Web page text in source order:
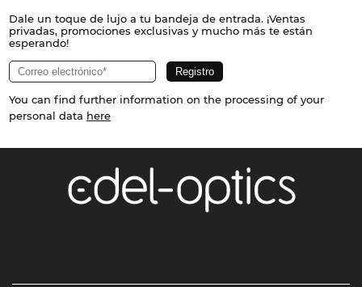
Dale un toque de lujo a tu bandeja de entrada. ¡Ventas
privadas, promociones exclusivas y mucho más te están
esperando!
You can find further information on the processing of your
personal data here